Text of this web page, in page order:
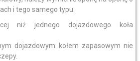
i tego samego typu.
niż jednego dojazdowego koła
dojazdowym kołem zapasowym nie